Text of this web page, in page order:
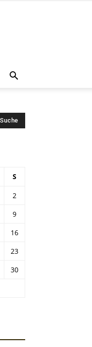
S
2
9
16
23
30